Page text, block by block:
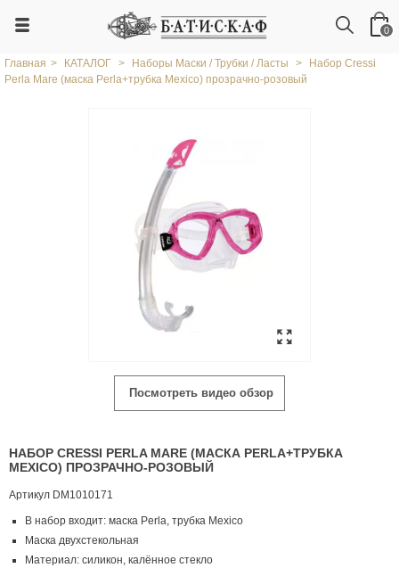
0
Главная > КАТАЛОГ > Наборы Маски / Трубки / Ласты >
Набор Cressi
Perla Mare (маска Perla+трубка Mexico) прозрачно-розовый
Посмотреть видео обзор
НАБОР CRESSI PERLA MARE (МАСКА PERLA+ТРУБКА
MEXICO) ПРОЗРАЧНО-РОЗОВЫЙ
Артикул DM1010171
В набор входит: маска Perla, трубка Mexico
Маска двухстекольная
Материал: силикон, калённое стекло